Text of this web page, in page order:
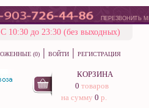
ПЕРЕЗВОНИТЬ
С 10:30 до 23:30 (без выходных)
(0) | ВОЙТИ | РЕГИСТРАЦИЯ
КОРЗИНА
0 товаров
на сумму 0 р.